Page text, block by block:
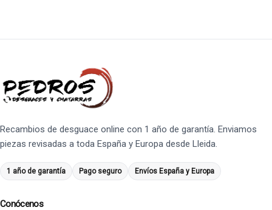
Recambios de desguace online con 1 año de garantía. Enviamos
piezas revisadas a toda España y Europa desde Lleida.
1 año de garantía Pago seguro Envíos España y Europa
Conócenos